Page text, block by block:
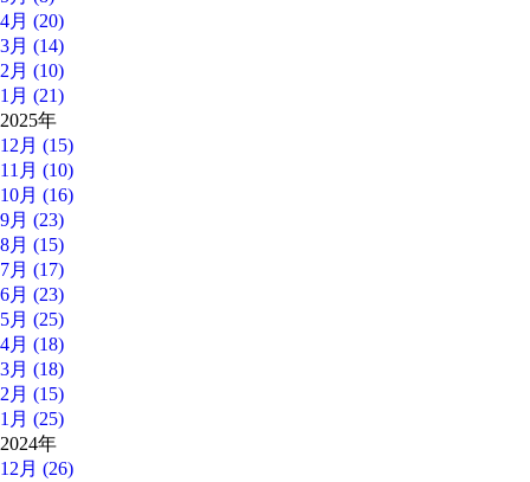
4月 (20)
3月 (14)
2月 (10)
1月 (21)
2025年
12月 (15)
11月 (10)
10月 (16)
9月 (23)
8月 (15)
7月 (17)
6月 (23)
5月 (25)
4月 (18)
3月 (18)
2月 (15)
1月 (25)
2024年
12月 (26)